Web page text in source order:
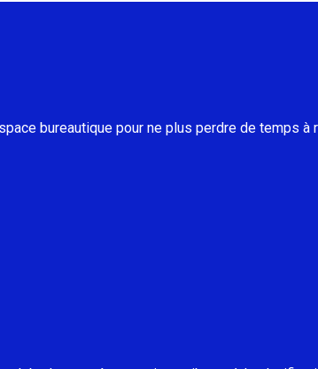
bureautique pour ne plus perdre de temps à